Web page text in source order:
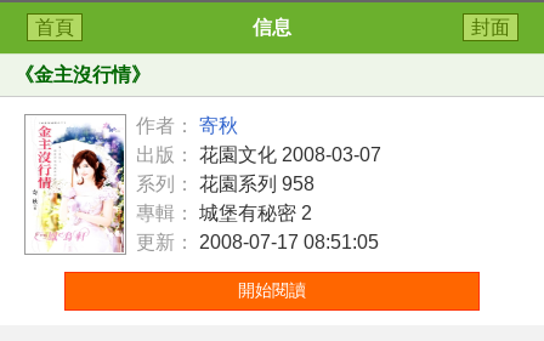
首頁 信息 封面
《金主沒行情》
作者：
寄秋
出版：
花園文化 2008-03-07
系列：
花園系列 958
專輯：
城堡有秘密 2
更新：
2008-07-17 08:51:05
開始閱讀